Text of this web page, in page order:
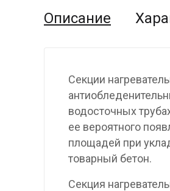
Описание
Секции
водосточных
ее вероятного
площадей при
товарный бетон.
Секция